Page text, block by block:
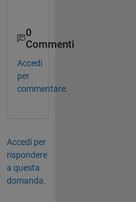
0
Commenti
Accedi
per
commentare.
Accedi per
rispondere
a questa
domanda.